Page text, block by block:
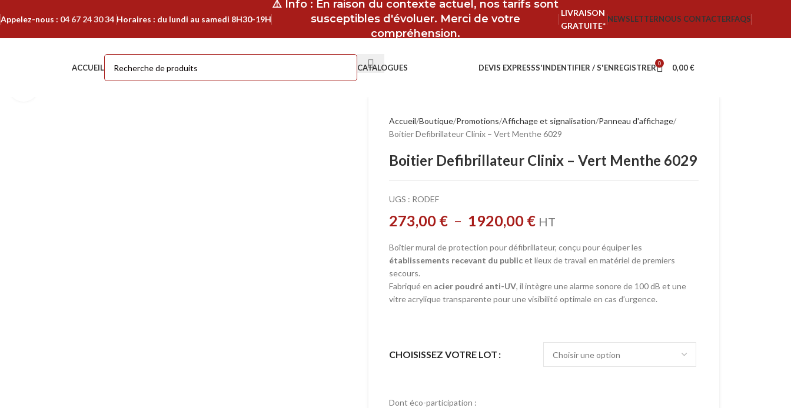
Appelez-nous : 04 67 24 30 34 Horaires : du lundi au samedi 8H30-19H
⚠️ Info : En raison du contexte actuel, nos tarifs sont
susceptibles d'évoluer. Merci de votre
compréhension.
LIVRAISON
GRATUITE*
NEWSLETTERNOUS CONTACTERFAQS
ACCUEIL CATALOGUES DEVIS EXPRESSS'INDENTIFIER / S'ENREGISTRER 0 0,00€
Accueil Boutique Promotions Affichage et signalisation Panneau d'affichage
Boitier Defibrillateur Clinix – Vert Menthe 6029
Boitier Defibrillateur Clinix – Vert Menthe 6029
UGS : RODEF
273,00 € – 1920,00 € HT
Boîtier mural de protection pour défibrillateur, conçu pour équiper les
établissements recevant du publicet lieux de travail en matériel de premiers
secours.
Fabriqué en acier poudré anti-UV, il intègre une alarme sonore de 100 dB et une
vitre acrylique transparente pour une visibilité optimale en cas d’urgence.
CHOISISSEZ VOTRE LOT
Dont éco-participation :